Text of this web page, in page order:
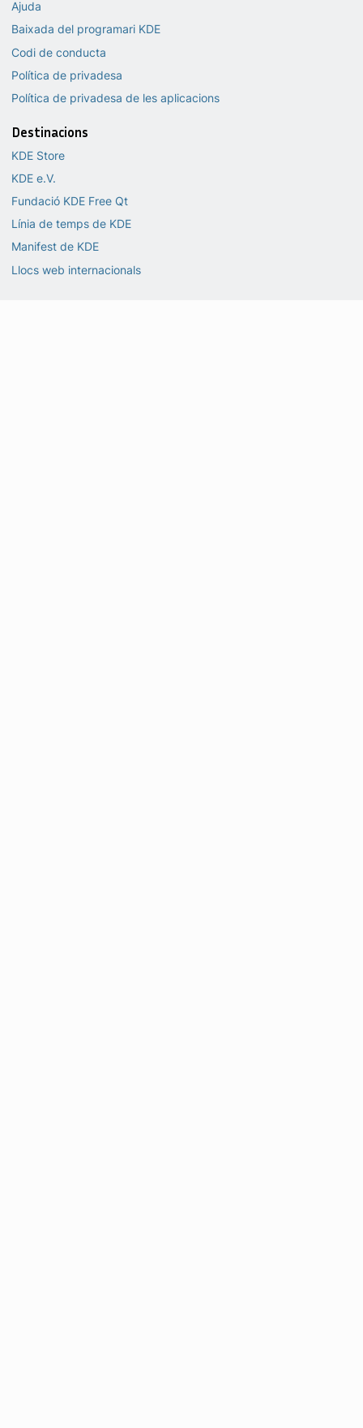
Ajuda
Baixada del programari KDE
Codi de conducta
Política de privadesa
Política de privadesa de les aplicacions
Destinacions
KDE Store
KDE e.V.
Fundació KDE Free Qt
Línia de temps de KDE
Manifest de KDE
Llocs web internacionals